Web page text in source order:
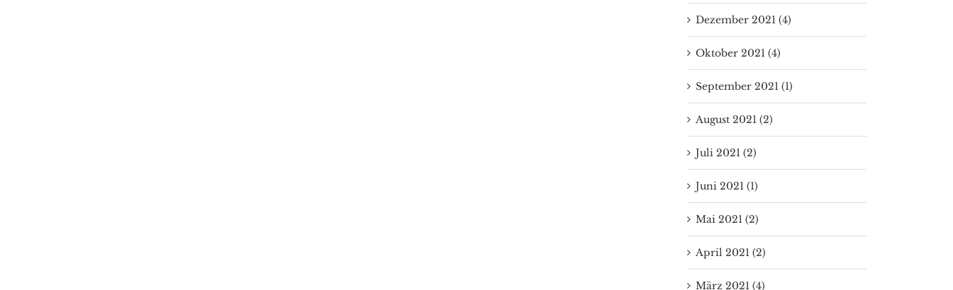
Dezember 2021 (4)
Oktober 2021 (4)
September 2021 (1)
August 2021 (2)
Juli 2021 (2)
Juni 2021 (1)
Mai 2021 (2)
April 2021 (2)
März 2021 (4)